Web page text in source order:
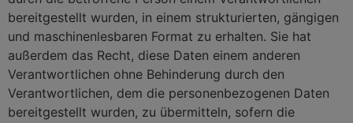
bereitgestellt wurden, in einem strukturierten, gängigen
und maschinenlesbaren Format zu erhalten. Sie hat
außerdem das Recht, diese Daten einem anderen
Verantwortlichen ohne Behinderung durch den
Verantwortlichen, dem die personenbezogenen Daten
bereitgestellt wurden, zu übermitteln, sofern die